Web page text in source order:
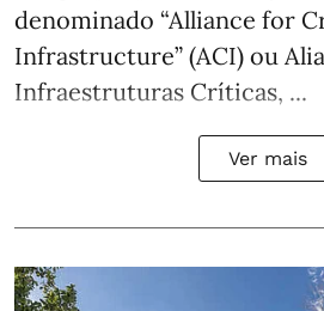
denominado “Alliance for
Infrastructure” (ACI) ou
Infraestruturas Críticas, ...
Ver mais